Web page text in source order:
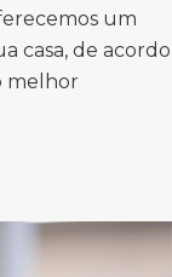
um
casa, de acordo
melhor